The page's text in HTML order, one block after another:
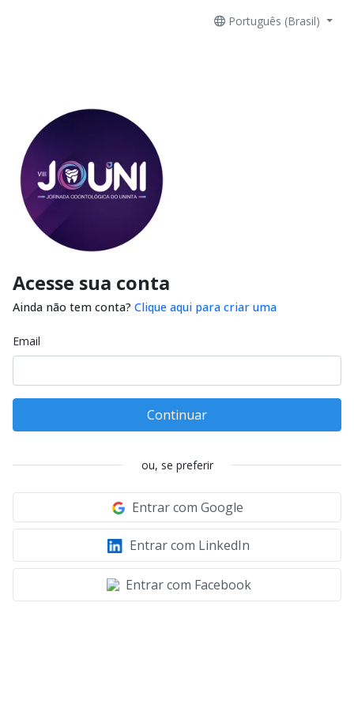
Português (Brasil)
Acesse sua conta
Ainda não tem conta? Clique aqui para criar uma
Email
Continuar
ou, se preferir
Entrar com Google
Entrar com LinkedIn
Entrar com Facebook